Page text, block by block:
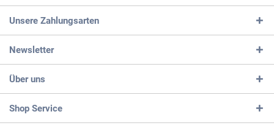
Unsere Zahlungsarten
Newsletter
Über uns
Shop Service